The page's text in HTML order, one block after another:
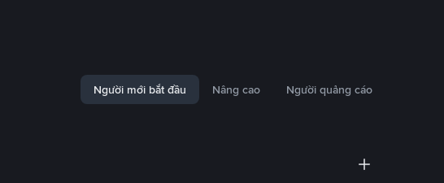
Người mới bắt đầu Nâng cao Người quảng cáo